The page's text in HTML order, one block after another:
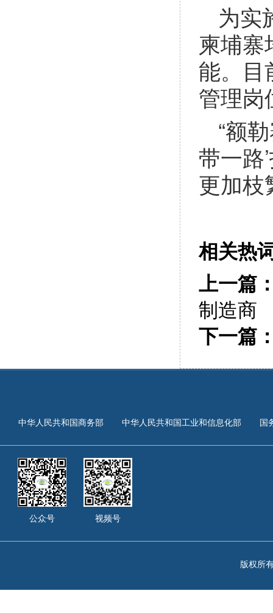
为实
柬埔寨
能。目
管理岗
“额
带一路
更加枝
相关热
上一篇
制造商
下一篇
中华人民共和国商务部 中华人民共和国工业和信息化部 国
公众号 视频号
版权所